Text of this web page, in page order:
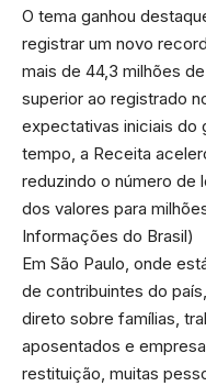
O tema ganhou
registrar um novo
mais de 44,3 milhões
superior ao registrado
expectativas iniciais do
tempo, a Receita
reduzindo o número de
dos valores para
Informações do Brasil)
Em São Paulo, onde
de contribuintes do
direto sobre famílias,
aposentados e
restituição, muitas